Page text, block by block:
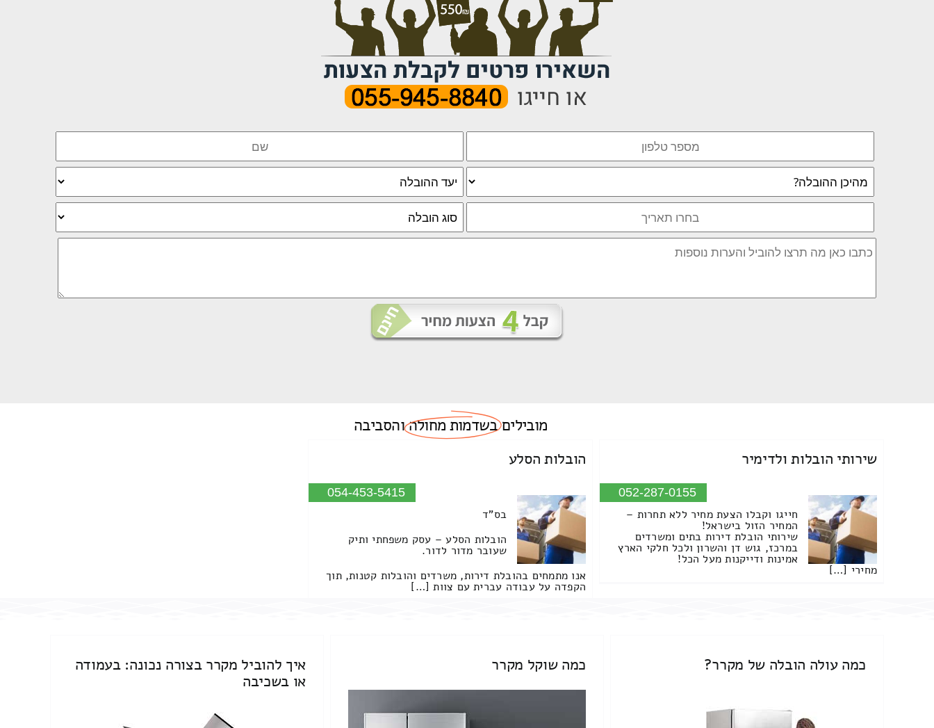
מוביליםבשדמות מחולהוהסביבה
שירותי הובלות ולדימיר
052-287-0155
חייגו וקבלו הצעת מחיר ללא תחרות –
המחיר הזול בישראל!
שירותי הובלת דירות בתים ומשרדים
במרכז, גוש דן והשרון ולכל חלקי הארץ
אמינות ודייקנות מעל הכל!
מחירי […]
הובלות הסלע
054-453-5415
בס"ד
הובלות הסלע – עסק משפחתי ותיק
שעובר מדור לדור.
אנו מתמחים בהובלת דירות, משרדים והובלות קטנות, תוך
הקפדה על עבודה עברית עם צוות […]
כמה עולה הובלה של מקרר? כמה שוקל מקרר
איך להוביל מקרר בצורה נכונה: בעמודה
או בשכיבה